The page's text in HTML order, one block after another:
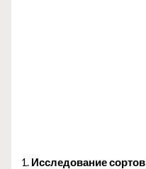
1. Исследование сортов